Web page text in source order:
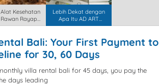
Kesehatan
Rawan Rayap
Jika Ban
Lebih Dekat dengan
Apa Itu AD ART
Perusahaan
Bali: Your First Payment to
for 30, 60 Days
villa rental bali for 45 days, you pay the
days leading